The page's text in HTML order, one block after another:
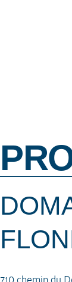
710 chemin du